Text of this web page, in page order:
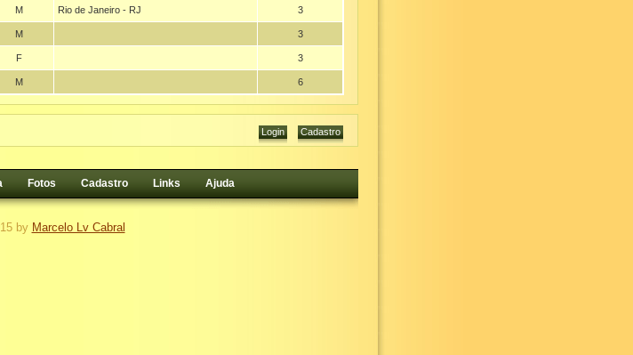
M Rio de Janeiro - RJ 3
M 3
F 3
M 6
Fotos Cadastro Links Ajuda
by Marcelo Lv Cabral